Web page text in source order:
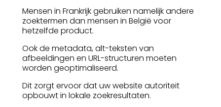
Mensen in Frankrijk gebruiken namelijk andere
zoektermen dan mensen in België voor
hetzelfde product.
Ook de metadata, alt-teksten van
afbeeldingen en URL-structuren moeten
worden geoptimaliseerd.
Dit zorgt ervoor dat uw website autoriteit
opbouwt in lokale zoekresultaten.